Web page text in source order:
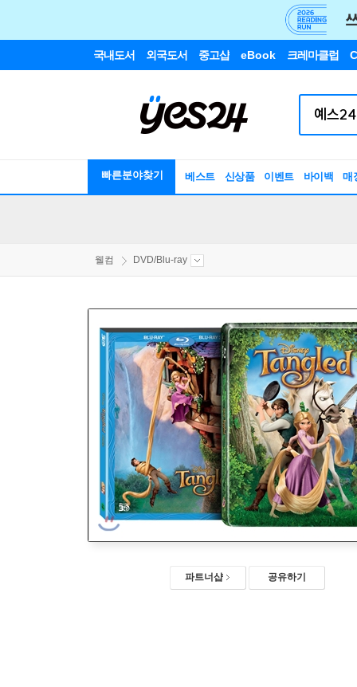
국내도서 외국도서 중고샵 eBook 크레마클럽
빠른분야찾기 베스트 신상품 이벤트 바이백 매
웰컴 DVD/Blu-ray
파트너샵 공유하기